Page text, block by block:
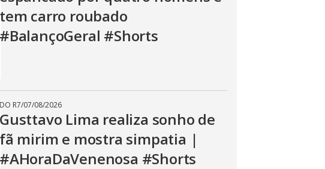
tem carro roubado
#BalançoGeral #Shorts
DO R7/07/08/2026
Gusttavo Lima realiza sonho de
fã mirim e mostra simpatia |
#AHoraDaVenenosa #Shorts